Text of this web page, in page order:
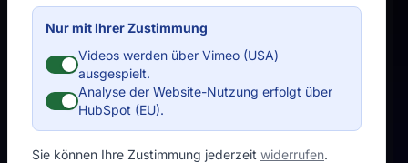
Nur mit Ihrer Zustimmung
Videos werden über Vimeo (USA)
ausgespielt.
Analyse der Website-Nutzung erfolgt über
HubSpot (EU).
Sie können Ihre Zustimmung jederzeit widerrufen.